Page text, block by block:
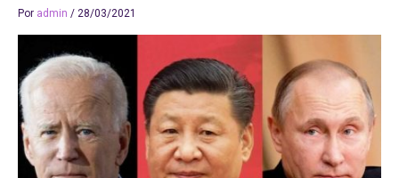
Por admin / 28/03/2021